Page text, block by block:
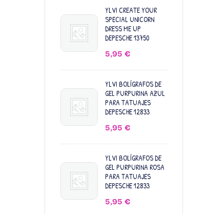
YLVI CREATE YOUR
SPECIAL UNICORN
DRESS ME UP
DEPESCHE 13750
5,95 €
YLVI BOLÍGRAFOS DE
GEL PURPURINA AZUL
PARA TATUAJES
DEPESCHE 12833
5,95 €
YLVI BOLÍGRAFOS DE
GEL PURPURINA ROSA
PARA TATUAJES
DEPESCHE 12833
5,95 €